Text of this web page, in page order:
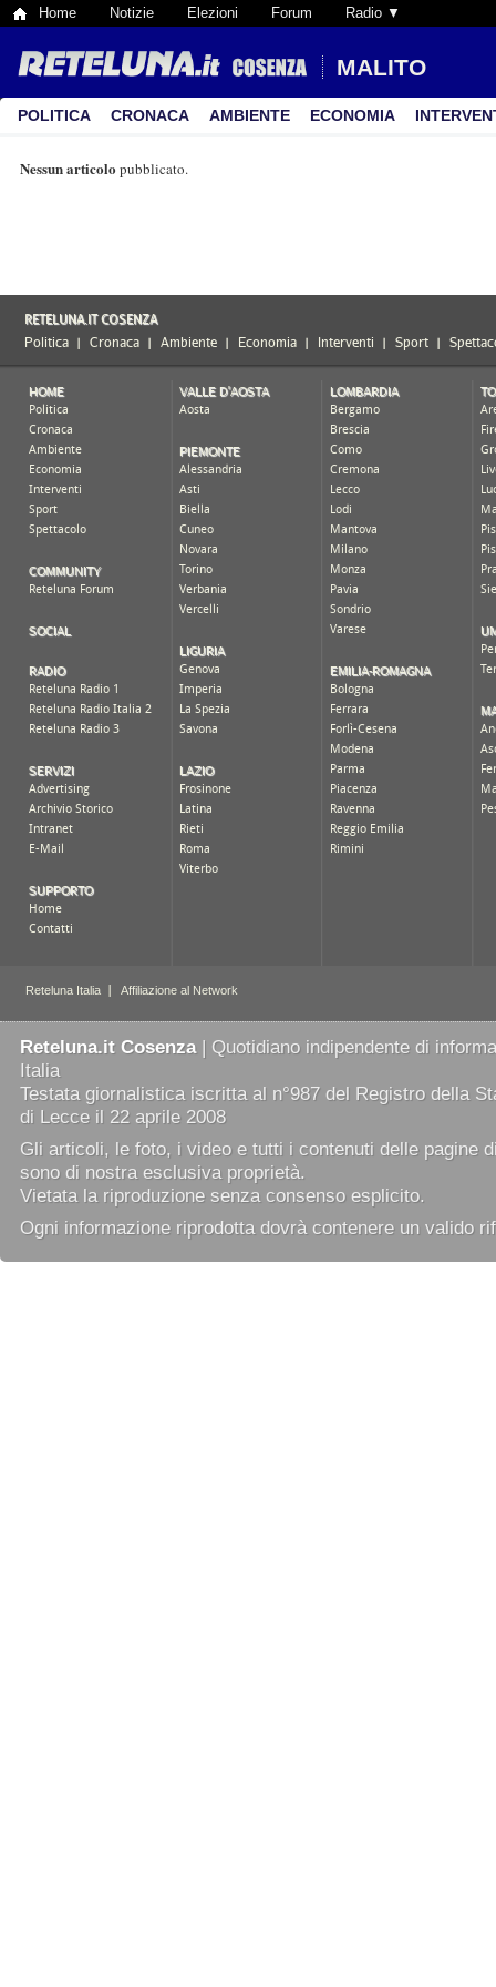
Home Notizie Elezioni Forum Radio ▼
MALITO
POLITICA CRONACA AMBIENTE ECONOMIA
Nessun articolo pubblicato.
Reteluna.it Cosenza| Quotidiano indipendente di
Italia
Testata giornalistica iscritta al n°987 del Registro della
di Lecce il 22 aprile 2008
Gli articoli, le foto, i video e tutti i contenuti delle pagine
sono di nostra esclusiva proprietà.
Vietata la riproduzione senza consenso esplicito.
Ogni informazione riprodotta dovrà contenere un valido